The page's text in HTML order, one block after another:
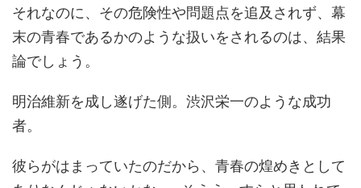
それなのに、その危険性や問題点を追及されず、幕
末の青春であるかのような扱いをされるのは、結果
論でしょう。
明治維新を成し遂げた側。渋沢栄一のような成功
者。
彼らがはまっていたのだから、青春の煌めきとして